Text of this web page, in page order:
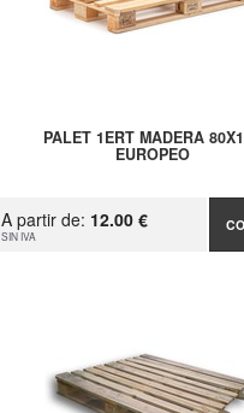
PALET 1ERT MADERA
EUROPEO
A partir de: 12.00 €
SIN IVA